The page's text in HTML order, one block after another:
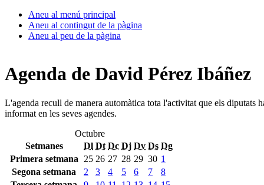
Aneu al menú principal
Aneu al contingut de la pàgina
Aneu al peu de la pàgina
Agenda de David Pérez Ibáñez
L'agenda recull de manera automàtica tota l'activitat que els diputats
informat en les seves agendes.
Octubre
Setmanes
Dl Dt Dc Dj Dv Ds Dg
Primera setmana
25 26 27 28 29 30 1
Segona setmana
2 3 4 5 6 7
8